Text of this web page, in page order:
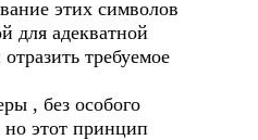
этих символов
для адекватной
требуемое
, без особого
но этот принцип